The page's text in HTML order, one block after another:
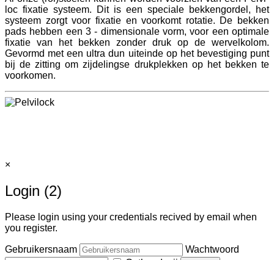
loc fixatie systeem. Dit is een speciale bekkengordel, het
systeem zorgt voor fixatie en voorkomt rotatie. De bekken
pads hebben een 3 - dimensionale vorm, voor een optimale
fixatie van het bekken zonder druk op de wervelkolom.
Gevormd met een ultra dun uiteinde op het bevestiging punt
bij de zitting om zijdelingse drukplekken op het bekken te
voorkomen.
×
Login (2)
Please login using your credentials recived by email when
you register.
Gebruikersnaam
Wachtwoord